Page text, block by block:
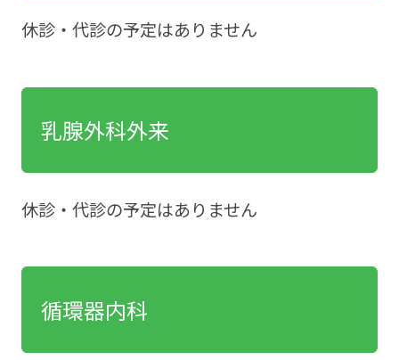
休診・代診の予定はありません
乳腺外科外来
休診・代診の予定はありません
循環器内科